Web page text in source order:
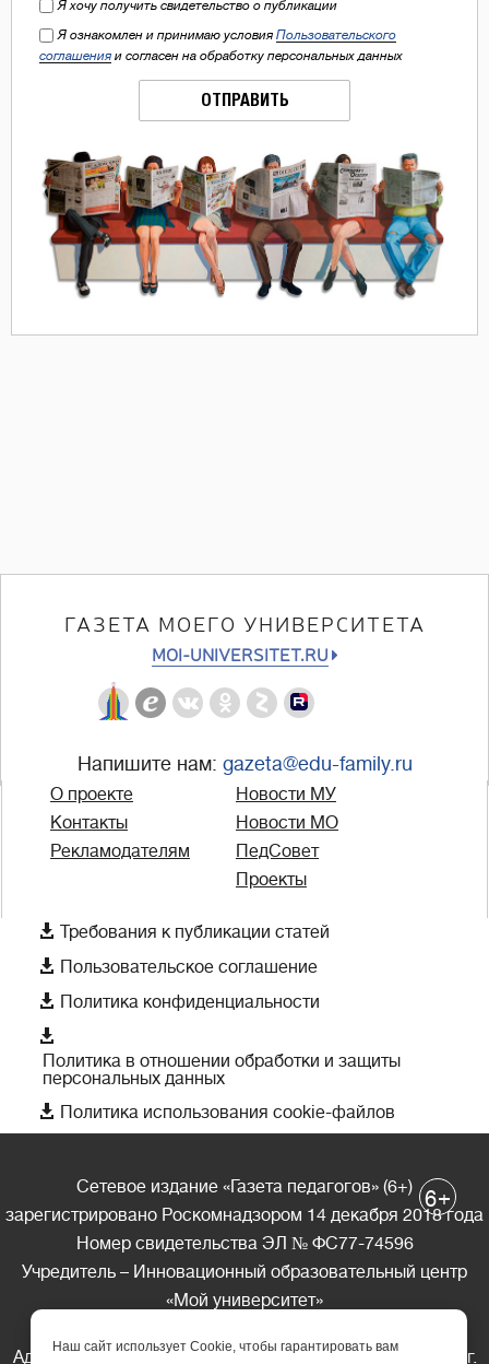
Я хочу получить свидетельство о публикации
Я ознакомлен и принимаю условия Пользовательского
соглашения и согласен на обработку персональных данных
ОТПРАВИТЬ
ГАЗЕТА МОЕГО УНИВЕРСИТЕТА
MOI-UNIVERSITET.RU
Напишите нам: gazeta@edu-family.ru
О проекте
Контакты
Рекламодателям
Новости МУ
Новости МО
ПедСовет
Проекты
 Требования к публикации статей
 Пользовательское соглашение
 Политика конфиденциальности

Политика в отношении обработки и защиты
персональных данных
 Политика использования cookie-файлов
Сетевое издание «Газета педагогов» (6+)
зарегистрировано Роскомнадзором 14 декабря 2018 года
Номер свидетельства ЭЛ № ФС77-74596
Учредитель – Инновационный образовательный центр
«Мой университет»
Адрес редакции: 185035 Россия, Республика Карелия, г.
6+
Наш сайт использует Cookie, чтобы гарантировать вам